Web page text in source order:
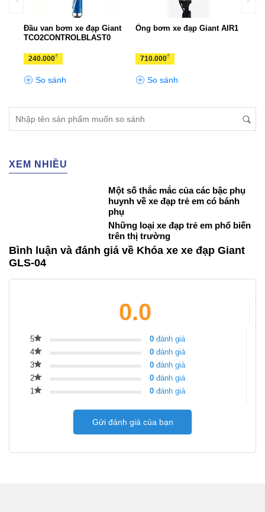
Đầu van bơm xe đạp Giant
TCO2CONTROLBLAST0
240.000₫
So sánh
Ống bơm xe đạp Giant AIR1
710.000₫
So sánh
XEM NHIỀU
Một số thắc mắc của các bậc phụ
huynh về xe đạp trẻ em có bánh
phụ
Những loại xe đạp trẻ em phổ biến
trên thị trường
Bình luận và đánh giá về Khóa xe xe đạp Giant
GLS-04
0.0
5 0 đánh giá
4
0 đánh giá
3
0 đánh giá
2
0 đánh giá
1
0 đánh giá
Gửi đánh giá của bạn